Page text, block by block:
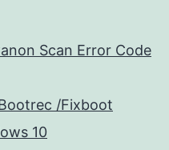
Scan Error Code
/Fixboot
10